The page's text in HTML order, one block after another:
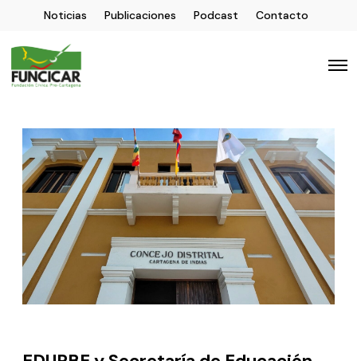
Noticias Publicaciones Podcast Contacto